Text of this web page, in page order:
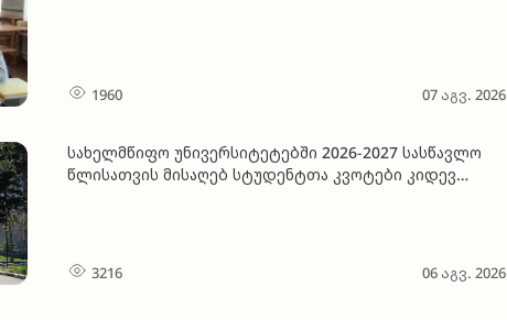
1960 07 აგვ. 2026
სახელმწიფო უნივერსიტეტებში 2026-2027 სასწავლო
წლისათვის მისაღებ სტუდენტთა კვოტები კიდევ
3216 06 აგვ. 2026